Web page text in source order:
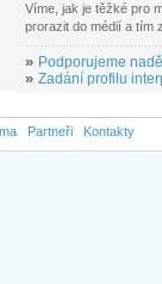
Víme, jak je těžké pro
prorazit do médií a tím
» Podporujeme
» Zadání profilu
Partneři Kontakty